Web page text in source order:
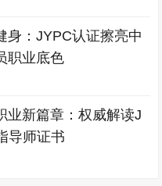
身：JYPC认证擦亮中
职业底色
业新篇章：权威解读J
导师证书